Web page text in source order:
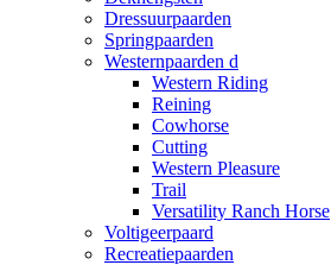
Dressuurpaarden
Springpaarden
Westernpaarden d
Western Riding
Reining
Cowhorse
Cutting
Western Pleasure
Trail
Versatility Ranch Horse
Voltigeerpaard
Recreatiepaarden